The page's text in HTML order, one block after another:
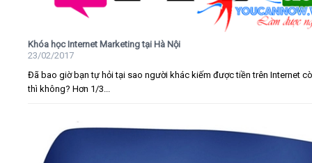
Khóa học Internet Marketing tại Hà Nội
23/02/2017
Đã bao giờ bạn tự hỏi tại sao người khác kiếm được tiền trên Internet
thì không? Hơn 1/3...